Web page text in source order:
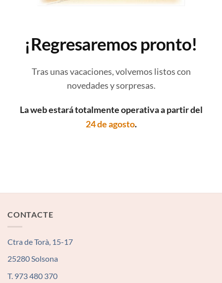
¡Regresaremos pronto!
Tras unas vacaciones, volvemos listos con
novedades y sorpresas.
La web estará totalmente operativa a partir del
24 de agosto.
CONTACTE
Ctra de Torà, 15-17
25280 Solsona
T. 973 480 370